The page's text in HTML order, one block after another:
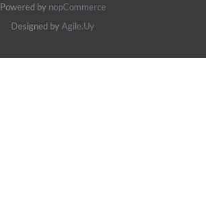
Powered by nopCommerce
Designed byAgile.Uy